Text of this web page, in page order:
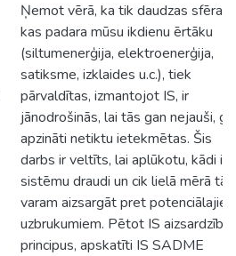
Ņemot vērā, ka tik daudzas sfēras,
kas padara mūsu ikdienu ērtāku
(siltumenerģija, elektroenerģija,
satiksme, izklaides u.c.), tiek
pārvaldītas, izmantojot IS, ir
jānodrošinās, lai tās gan nejauši,
apzināti netiktu ietekmētas. Šis
darbs ir veltīts, lai aplūkotu, kādi ir
sistēmu draudi un cik lielā mērā tās
varam aizsargāt pret
uzbrukumiem. Pētot IS
principus, apskatīti IS SADME